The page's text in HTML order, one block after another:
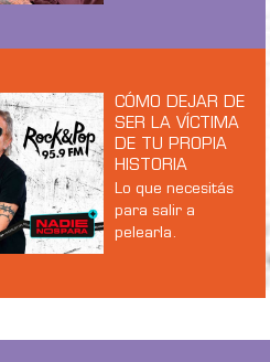
CÓMO DEJAR DE
SER LA VÍCTIMA
DE TU PROPIA
HISTORIA
Lo que necesitás
para salir a
pelearla.